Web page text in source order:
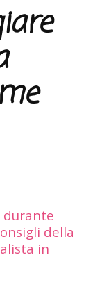
durante
della
in